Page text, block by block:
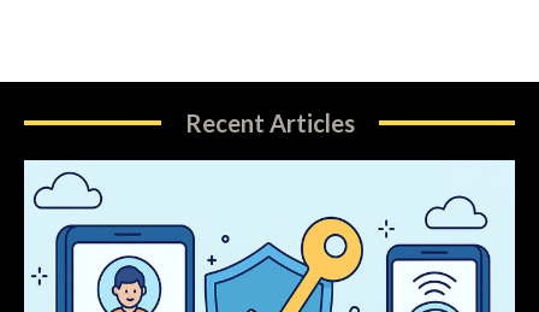
Recent Articles